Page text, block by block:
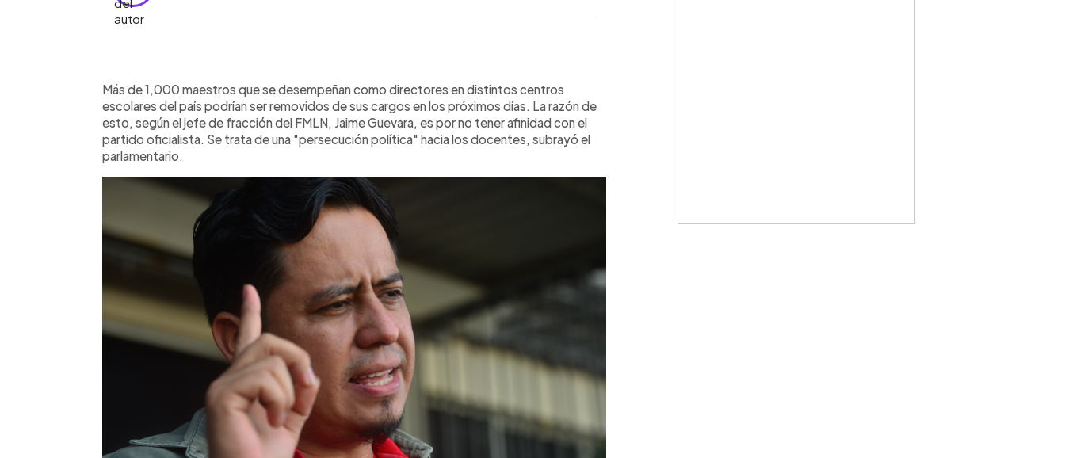
► Escuchar artículo
Más de 1,000 maestros que se desempeñan como directores en distintos centros
escolares del país podrían ser removidos de sus cargos en los próximos días. La razón de
esto, según el jefe de fracción del FMLN, Jaime Guevara, es por no tener afinidad con el
partido oficialista. Se trata de una "persecución política" hacia los docentes, subrayó el
parlamentario.